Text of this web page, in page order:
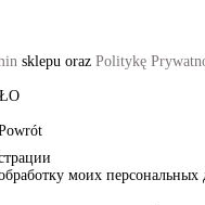
sklepu oraz Politykę
моих персональных